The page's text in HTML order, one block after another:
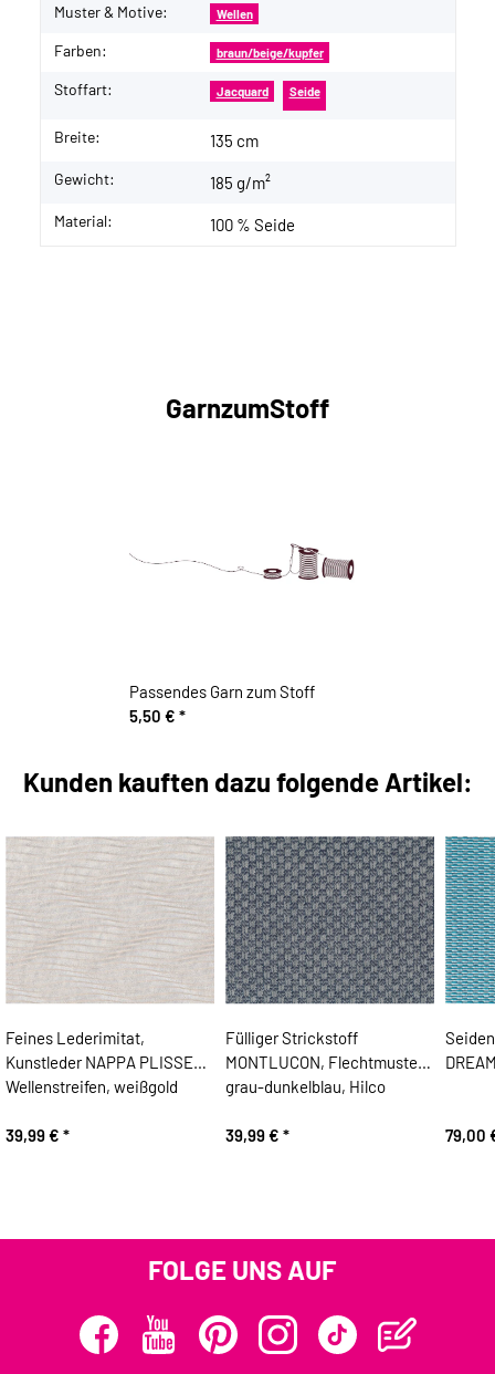
Muster & Motive: Wellen
Farben: braun/beige/kupfer
Stoffart: Jacquard Seide
Breite: 135 cm
Gewicht: 185 g/m²
Material: 100 % Seide
GarnzumStoff
Passendes Garn zum Stoff
5,50 € *
Kunden kauften dazu folgende Artikel:
Feines Lederimitat,
Kunstleder NAPPA PLISSEE,
Wellenstreifen, weißgold
39,99 € *
Fülliger Strickstoff
MONTLUCON, Flechtmuster,
grau-dunkelblau, Hilco
39,99 € * 79,00
FOLGE UNS AUF